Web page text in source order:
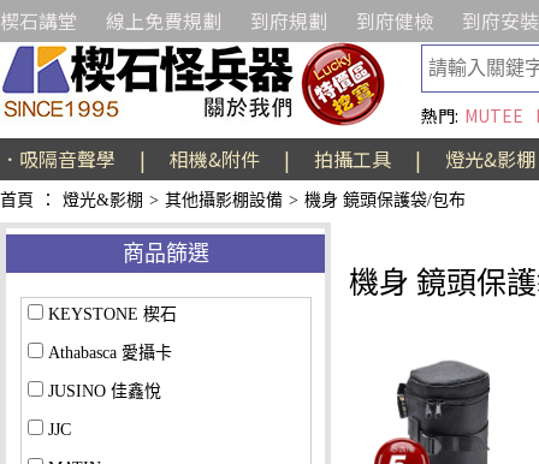
楔石講堂 線上免費規劃 到府規劃 到府健檢 到府安裝
熱門: MUTEE
．吸隔音聲學 | 相機&附件 | 拍攝工具 | 燈光&影棚
首頁 ： 燈光&影棚 > 其他攝影棚設備 > 機身 鏡頭保護袋/包布
商品篩選
KEYSTONE 楔石
Athabasca 愛攝卡
JUSINO 佳鑫悅
JJC
機身 鏡頭保